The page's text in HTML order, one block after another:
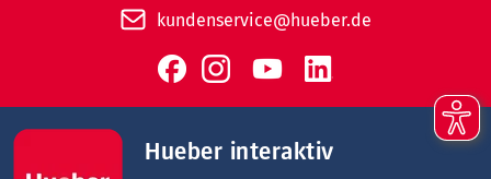
kundenservice@hueber.de
Hueber interaktiv